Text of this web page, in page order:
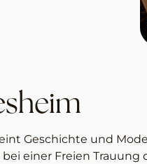
Geschichte und
einer Freien Trauung